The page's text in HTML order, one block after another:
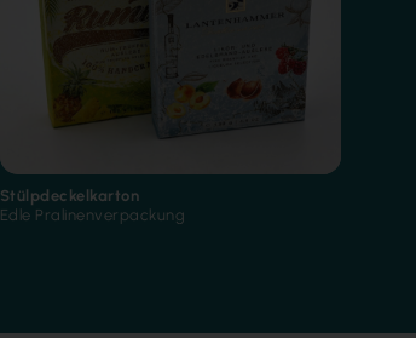
Stülpdeckelkarton
Edle Pralinenverpackung